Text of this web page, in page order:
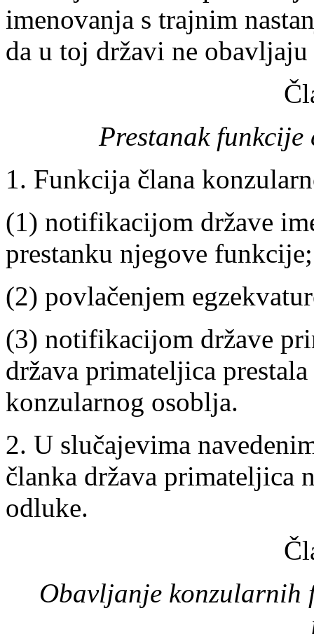
imenovanja s trajnim
da u toj državi ne
Prestanak
1. Funkcija člana
(1) notifikacijom države
prestanku njegove funkcije;
(2) povlačenjem
(3) notifikacijom države
država primateljica
konzularnog osoblja.
2. U slučajevima
članka država primateljica
odluke.
Obavljanje konzularnih